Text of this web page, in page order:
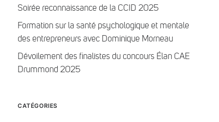
Soirée reconnaissance de la CCID 2025
Formation sur la santé psychologique et mentale
des entrepreneurs avec Dominique Morneau
Dévoilement des finalistes du concours Élan CAE
Drummond 2025
CATÉGORIES